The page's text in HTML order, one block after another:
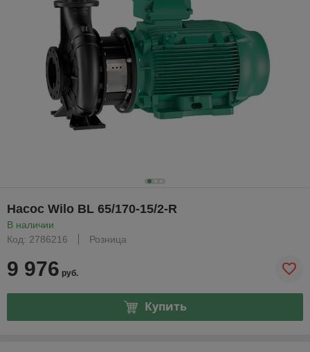
Насос Wilo BL 65/170-15/2-R
В наличии
Код: 2786216
Розница
9 976 руб.
Купить